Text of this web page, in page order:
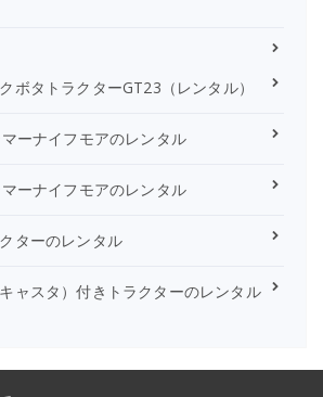
ボタトラクターGT23（レンタル）
ーナイフモアのレンタル
ーナイフモアのレンタル
ターのレンタル
ャスタ）付きトラクターのレンタル